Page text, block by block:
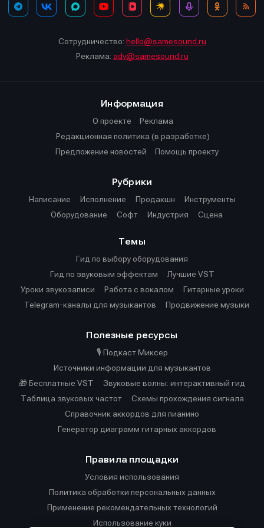
Сотрудничество: hello@samesound.ru
Реклама: adv@samesound.ru
Информация
О проекте
Реклама
Редакционная политика (в разработке)
Предложение новостей
Помощь проекту
Рубрики
Написание
Исполнение Продакшн
Инструменты
Оборудование
Софт Индустрия Сцена
Темы
Гид по выбору оборудования
Гид по звуковым эффектам
Лучшие VST
Уроки звукозаписи
Работа с вокалом
Гитарные уроки
Telegram-каналы для музыкантов
Продвижение музыки
Полезные ресурсы
🎙️ Подкаст Миксер
Источники информации для музыкантов
🎁 Бесплатные VST
Звуковые волны: интерактивный гид
Таблица звуковых частот
Cхемы прохождения сигнала
Справочник аккордов для пианино
Генератор диаграмм гитарных аккордов
Правила площадки
Условия использования
Политика обработки персональных данных
Применение рекомендательных технологий
Использование куки